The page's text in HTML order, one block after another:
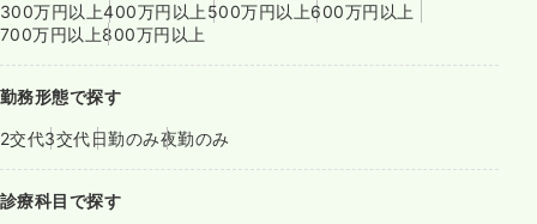
300万円以上400万円以上 500万円以上600万円以上
700万円以上800万円以上
勤務形態で探す
2交代3交代日勤のみ夜勤のみ
診療科目で探す